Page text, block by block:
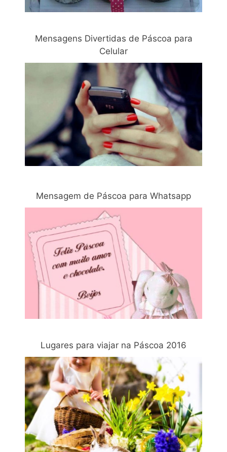
Mensagens Divertidas de Páscoa para
Celular
Mensagem de Páscoa para Whatsapp
Lugares para viajar na Páscoa 2016